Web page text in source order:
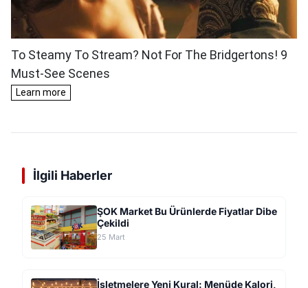
İlgili Haberler
ŞOK Market Bu Ürünlerde Fiyatlar Dibe
Çekildi
25 Mart
İşletmelere Yeni Kural: Menüde Kalori,